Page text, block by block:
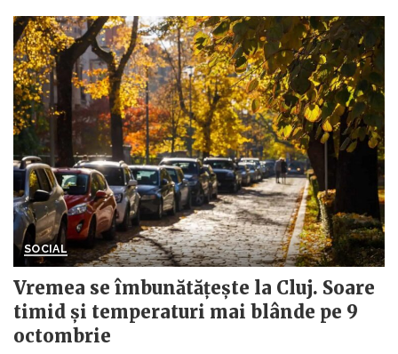
SOCIAL
Vremea se îmbunătățește la Cluj. Soare
timid și temperaturi mai blânde pe 9
octombrie